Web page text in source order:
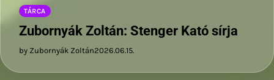
TÁRCA
Zubornyák Zoltán: Stenger Kató sírja
by Zubornyák Zoltán2026.06.15.